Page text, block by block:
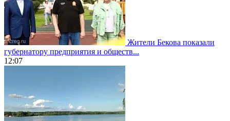
Жители Бекова показали
губернатору предприятия и обществ...
12:07